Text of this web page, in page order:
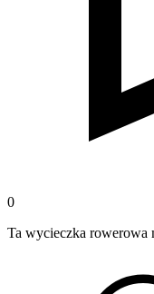
0
Ta wycieczka rowerowa